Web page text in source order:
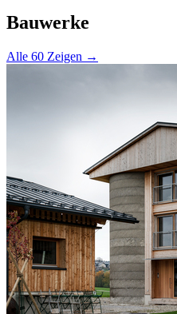
Bauwerke
Alle 60 Zeigen →